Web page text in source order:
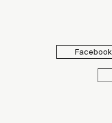
Facebook